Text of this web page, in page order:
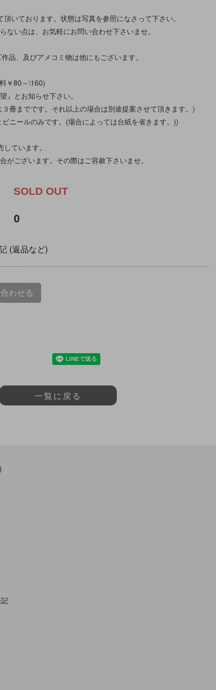
いております。状態は写真を参照になさって下さい。
ない点は、お気軽にお問い合わせ下さいませ。
品、及びアメコミ物は他にもございます。
￥80～\160)
』とお知らせ下さい。
３冊までです。それ以上の場合は別途提案させて頂きます。)
ビニールのみです。(場合によっては台紙を省きます。))
ています。
がございます。その際はご容赦下さいませ。
SOLD OUT
0
(返品など)
わせる
一覧に戻る